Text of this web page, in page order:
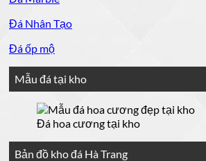
Đá Nhân Tạo
Đá ốp mộ
Mẫu đá tại kho
Đá hoa cương tại kho
Bản đồ kho đá Hà Trang